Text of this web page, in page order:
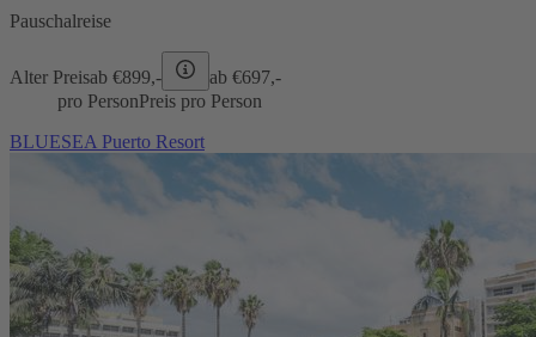
Pauschalreise
Alter Preisab €899,- ab €697,-
pro PersonPreis pro Person
BLUESEA Puerto Resort